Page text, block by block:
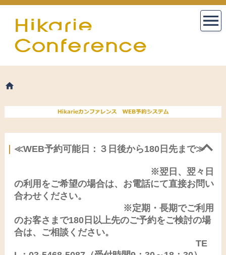
≪WEB予約可能日：３日後から180日先まで≫
※翌日、翌々日
の利用をご希望の場合は、お電話にて直接お問い
合わせください。
※定期・長期でご利用
のお客さまで180日以上先のご予約をご検討の場
合は、ご相談ください。
TE